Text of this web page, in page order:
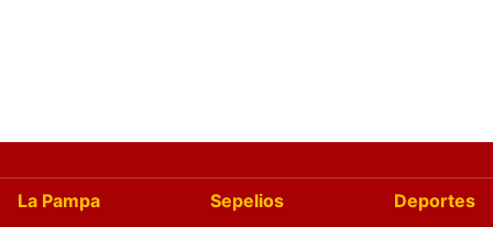
La Pampa Sepelios
Deportes